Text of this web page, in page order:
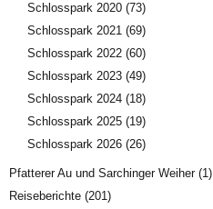
Schlosspark 2020 (73)
Schlosspark 2021 (69)
Schlosspark 2022 (60)
Schlosspark 2023 (49)
Schlosspark 2024 (18)
Schlosspark 2025 (19)
Schlosspark 2026 (26)
Pfatterer Au und Sarchinger Weiher(1)
Reiseberichte (201)